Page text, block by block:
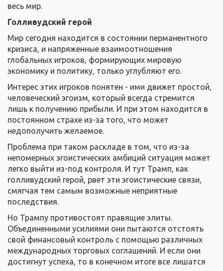
весь мир.
Голливудский герой
Мир сегодня находится в состоянии перманентного
кризиса, и напряженные взаимоотношения
глобальных игроков, формирующих мировую
экономику и политику, только углубляют его.
Интерес этих игроков понятен - ими движет простой,
человеческий эгоизм, который всегда стремится
лишь к получению прибыли. И при этом находится в
постоянном страхе из-за того, что может
недополучить желаемое.
Проблема при таком раскладе в том, что из-за
непомерных эгоистических амбиций ситуация может
легко выйти из-под контроля. И тут Трамп, как
голливудский герой, рвет эти эгоистические связи,
смягчая тем самым возможные неприятные
последствия.
Но Трампу противостоят правящие элиты.
Объединенными усилиями они пытаются отстоять
свой финансовый контроль с помощью различных
международных торговых соглашений. И если они
достигнут успеха, то в конечном итоге все лишатся